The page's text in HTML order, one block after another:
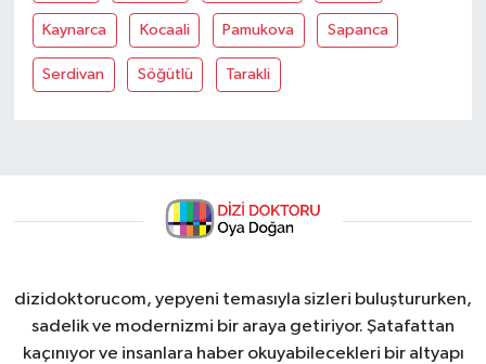
Kaynarca Kocaali Pamukova Sapanca
Serdivan Söğütlü Tarakli
dizidoktorucom, yepyeni temasıyla sizleri buluştururken,
sadelik ve modernizmi bir araya getiriyor. Şatafattan
kaçınıyor ve insanlara haber okuyabilecekleri bir altyapı